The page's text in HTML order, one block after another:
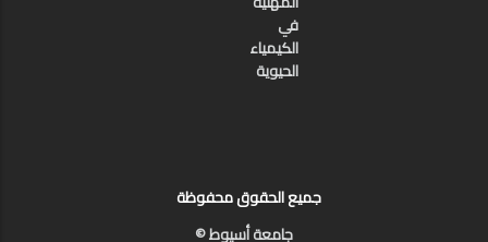
في
الكيمياء
الحيوية
جميع الحقوق محفوظة
جامعة أسيوط ©